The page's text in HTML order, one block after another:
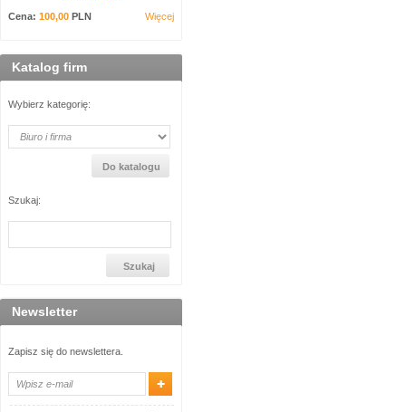
Cena: 100,00 PLN Więcej
Katalog firm
Wybierz kategorię:
Szukaj:
Newsletter
Zapisz się do newslettera.